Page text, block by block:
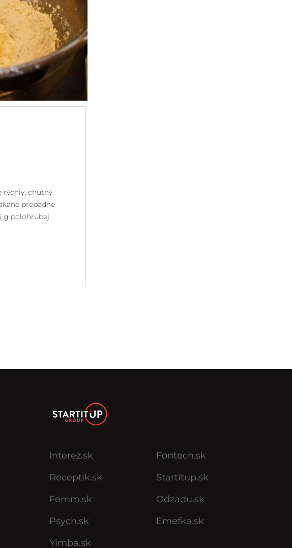
rýchly, chutný
prepadne
g polohrubej
Interez.sk
Receptik.sk
Femm.sk
Psych.sk
Yimba.sk
Fontech.sk
Startitup.sk
Odzadu.sk
Emefka.sk